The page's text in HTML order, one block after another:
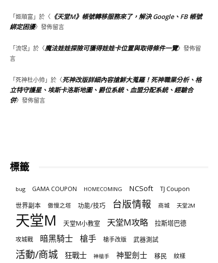
「姬順富 」於〈 《天堂M》帳號轉移服務來了，解決 Google、FB 帳號
綁定困擾〉發佈留言
「流氓」於〈魔法娃娃探險可獲得娃娃卡位置與取得條件一覽〉發佈留
言
「死神杜小帅 」於〈死神改版詳細內容搶鮮大蒐羅！死神職業分析、格
立特守護星、埃斯卡洛斯地圖、爵位系統、血盟分配系統、經驗合
併〉發佈留言
標籤
bug GAMA COUPON HOMECOMING NCSoft
TJ Coupon
世界副本
傲慢之塔 功能/技巧 台版情報 商城 天堂2M
天堂M 天堂M小教室 天堂M攻略 拉斯塔巴德
攻城戰 暗黑騎士 槍手 槍手改版 武器測試
活動/商城 狂戰士 神槍手 神聖劍士 移民 紋樣